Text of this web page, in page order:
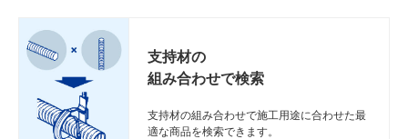
支持材の
組み合わせで検索
支持材の組み合わせで施工用途に合わせた最
適な商品を検索できます。